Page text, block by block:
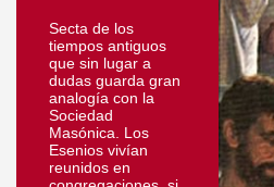
Secta de los
tiempos antiguos
que sin lugar a
dudas guarda gran
analogía con la
Sociedad
Masónica. Los
Esenios vivían
reunidos en